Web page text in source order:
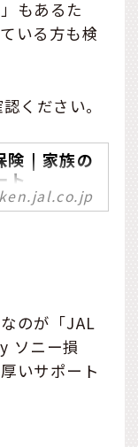
もあるた
いる方も検
ください。
険 | 家族の
ト
会員限定の
万円補
申出療養保
ます。
のが「JAL
ソニー損
いサポート